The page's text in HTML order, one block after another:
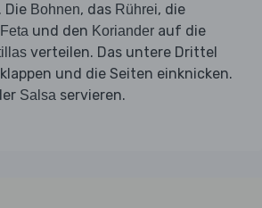
Die Bohnen, das Rührei, die
Feta und den Koriander auf die
verteilen. Das untere Drittel
klappen und die Seiten einknicken.
Salsa servieren.